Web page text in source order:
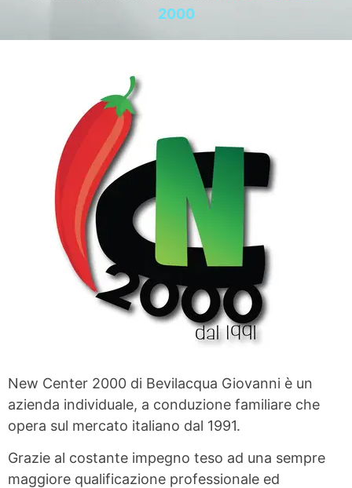
2000
New Center 2000 di Bevilacqua Giovanni è un
azienda individuale, a conduzione familiare che
opera sul mercato italiano dal 1991.
Grazie al costante impegno teso ad una sempre
maggiore qualificazione professionale ed